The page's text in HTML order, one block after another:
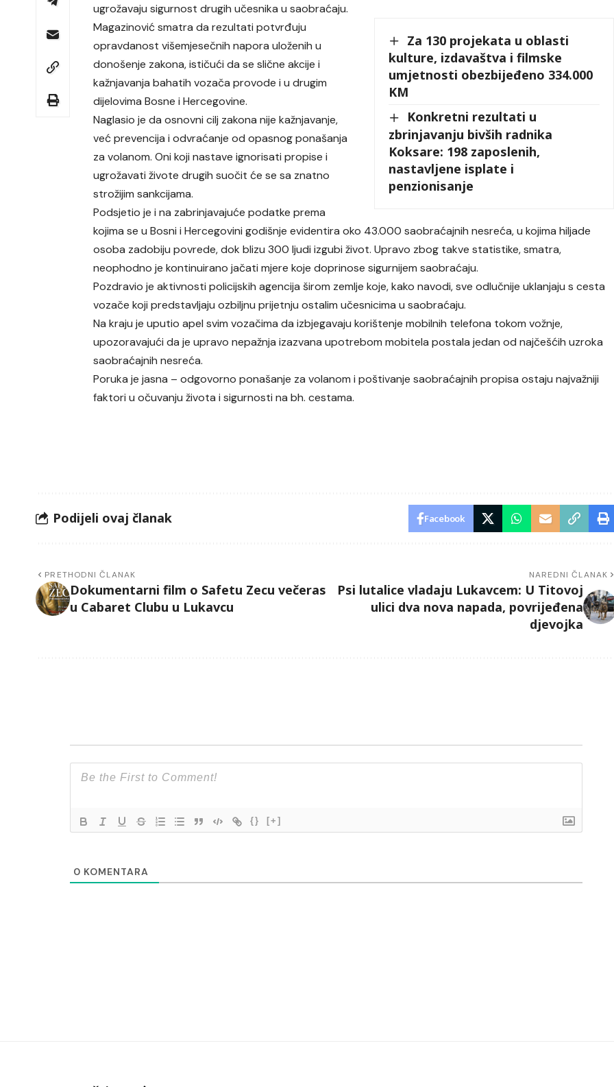
ugrožavaju sigurnost drugih učesnika u saobraćaju.
Za 130 projekata u oblasti
kulture, izdavaštva i filmske
umjetnosti obezbijeđeno 334.000
KM
Konkretni rezultati u
zbrinjavanju bivših radnika
Koksare: 198 zaposlenih,
nastavljene isplate i
penzionisanje
Magazinović smatra da rezultati potvrđuju
opravdanost višemjesečnih napora uloženih u
donošenje zakona, ističući da se slične akcije i
kažnjavanja bahatih vozača provode i u drugim
dijelovima Bosne i Hercegovine.
Naglasio je da osnovni cilj zakona nije kažnjavanje,
već prevencija i odvraćanje od opasnog ponašanja
za volanom. Oni koji nastave ignorisati propise i
ugrožavati živote drugih suočit će se sa znatno
strožijim sankcijama.
Podsjetio je i na zabrinjavajuće podatke prema
kojima se u Bosni i Hercegovini godišnje evidentira oko 43.000 saobraćajnih nesreća, u kojima hiljade
osoba zadobiju povrede, dok blizu 300 ljudi izgubi život. Upravo zbog takve statistike, smatra,
neophodno je kontinuirano jačati mjere koje doprinose sigurnijem saobraćaju.
Pozdravio je aktivnosti policijskih agencija širom zemlje koje, kako navodi, sve odlučnije uklanjaju s cesta
vozače koji predstavljaju ozbiljnu prijetnju ostalim učesnicima u saobraćaju.
Na kraju je uputio apel svim vozačima da izbjegavaju korištenje mobilnih telefona tokom vožnje,
upozoravajući da je upravo nepažnja izazvana upotrebom mobitela postala jedan od najčešćih uzroka
saobraćajnih nesreća.
Poruka je jasna – odgovorno ponašanje za volanom i poštivanje saobraćajnih propisa ostaju najvažniji
faktori u očuvanju života i sigurnosti na bh. cestama.
Podijeli ovaj članak Facebook
PRETHODNI ČLANAK
Dokumentarni film o Safetu Zecu večeras
u Cabaret Clubu u Lukavcu
NAREDNI ČLANAK
Psi lutalice vladaju Lukavcem: U Titovoj
ulici dva nova napada, povrijeđena
djevojka
{} [+]
0 KOMENTARA